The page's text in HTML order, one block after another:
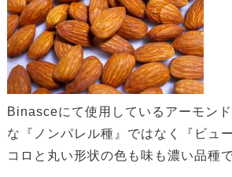
Binasceにて使用しているアーモン
な『ノンパレル種』ではなく『ビュ
コロと丸い形状の色も味も濃い品種で